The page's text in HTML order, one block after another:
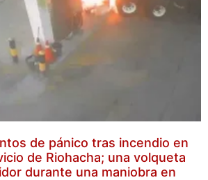
de pánico tras incendio en
de Riohacha; una volqueta
durante una maniobra en